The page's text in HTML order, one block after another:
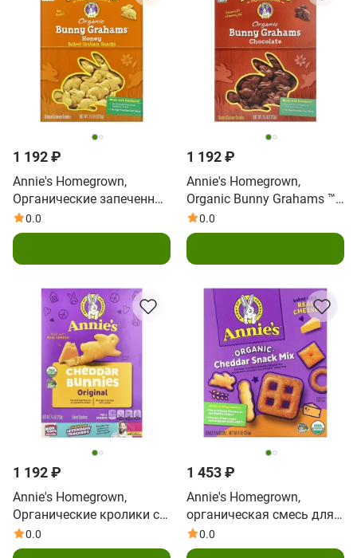
1 192 ₽
Annie's Homegrown,
Органические запеченные
снеки с кроликом, мед,
213 г (7,5 унции)
0.0
1 192 ₽
Annie's Homegrown,
Organic Bunny Grahams ™,
шоколад, 213 г (7,5 унции)
0.0
1 192 ₽
Annie's Homegrown,
Органические кролики с
чеддером, запеченные
крекеры, 213 г (7,5 унции)
0.0
1 453 ₽
Annie's Homegrown,
органическая смесь для
снеков, со вкусом
чеддера, 255 г (9 унций)
0.0